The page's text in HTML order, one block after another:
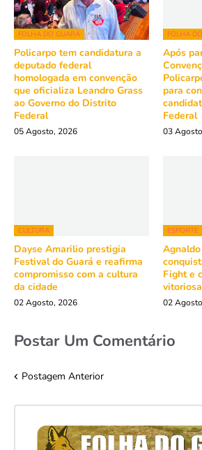
FOLHA DO GUARÁ
Policarpo tem candidatura a
deputado federal
homologada em convenção
que oficializa Leandro Grass
ao Governo do Distrito
Federal
05 Agosto, 2026
FOLHA
Após
para
Federal
03
CULTURA
Dayse Amarilio prestigia
Festival do Guará e reafirma
compromisso com a cultura
da cidade
02 Agosto, 2026
ESPORTE
Fight e
02
Postar Um Comentário
Postagem Anterior